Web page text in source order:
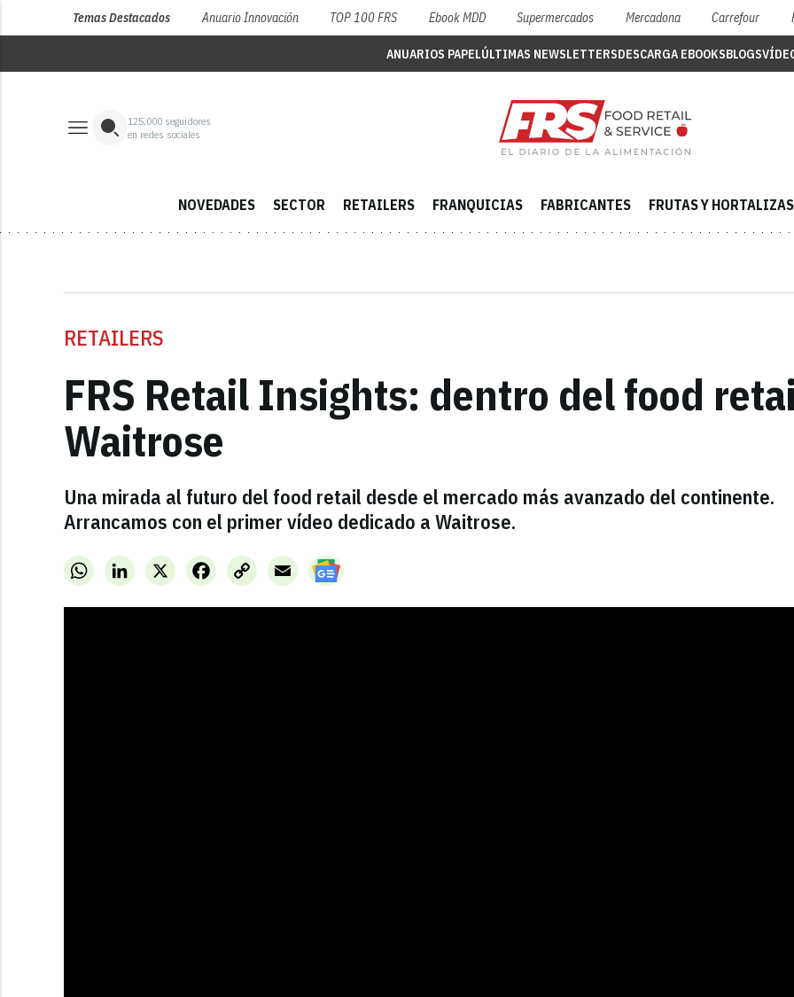
Temas Destacados Anuario Innovación TOP 100 FRS Ebook MDD Supermercados Mercadona Carrefour
ANUARIOS PAPELÚLTIMAS NEWSLETTERSDESCARGA EBOOKSBLOGS
125,000 seguidores
en redes sociales
NOVEDADES SECTOR RETAILERS FRANQUICIAS FABRICANTES FRUTAS Y HORTALIZAS
RETAILERS
FRS Retail Insights: dentro del food
Waitrose
Una mirada al futuro del food retail desde el mercado más avanzado del continente.
Arrancamos con el primer vídeo dedicado a Waitrose.
WhatsAppLinkedInX FacebookCopy
Link
Email